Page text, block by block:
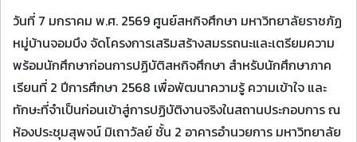
วันที่ 7 มกราคม พ.ศ. 2569 ศูนย์สหกิจศึกษา มหาวิทยาลัยราชภัฏ
หมู่บ้านจอมบึง จัดโครงการเสริมสร้างสมรรถนะและเตรียมความ
พร้อมนักศึกษาก่อนการปฏิบัติสหกิจศึกษา สำหรับนักศึกษาภาค
เรียนที่ 2 ปีการศึกษา 2568 เพื่อพัฒนาความรู้ ความเข้าใจ และ
ทักษะที่จำเป็นก่อนเข้าสู่การปฏิบัติงานจริงในสถานประกอบการ ณ
ห้องประชุมสุพจน์ มิเถาวัลย์ ชั้น 2 อาคารอำนวยการ มหาวิทยาลัย